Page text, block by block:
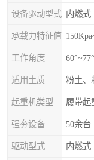
设备驱动型式 内燃式
承载力特征值
工作角度 60°~77°
适用土质 粉土、
起重机类型 履带起
强夯设备 50余台
驱动型式 内燃式